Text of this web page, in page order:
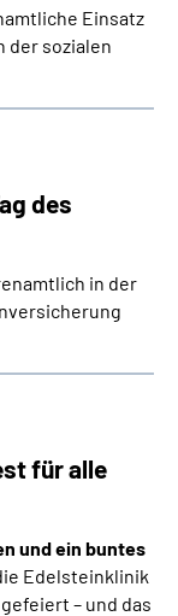
Einsatz
der sozialen
des
in der
für alle
und ein buntes
Edelsteinklinik
– und das